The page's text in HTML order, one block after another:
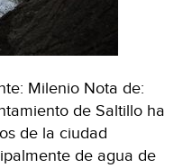
Milenio Nota de:
de Saltillo ha
de la ciudad
de agua de